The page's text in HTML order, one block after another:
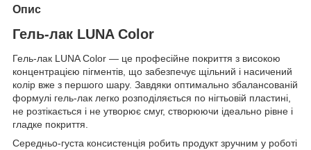
Опис
Гель-лак LUNA Color
Гель-лак LUNA Color — це професійне покриття з високою
концентрацією пігментів, що забезпечує щільний і насичений
колір вже з першого шару. Завдяки оптимально збалансованій
формулі гель-лак легко розподіляється по нігтьовій пластині,
не розтікається і не утворює смуг, створюючи ідеально рівне і
гладке покриття.
Середньо-густа консистенція робить продукт зручним у роботі